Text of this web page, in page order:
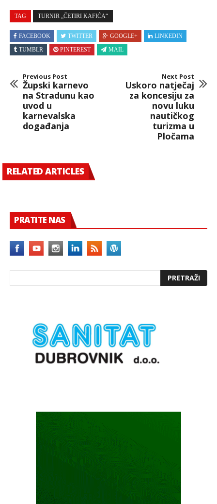
TAG TURNIR „ČETIRI KAFIĆA“
FACEBOOK TWITTER GOOGLE+
LINKEDIN
TUMBLR
PINTEREST MAIL
Previous Post
Župski karnevo
na Stradunu kao
uvod u
karnevalska
događanja
Next Post
Uskoro natječaj
za koncesiju za
novu luku
nautičkog
turizma u
Pločama
RELATED ARTICLES
PRATITE NAS